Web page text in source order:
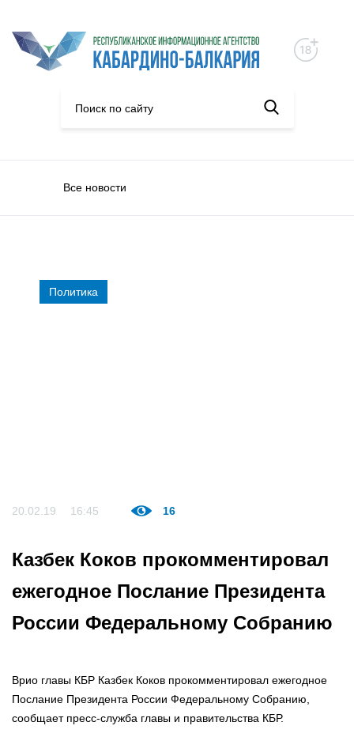
Все новости
Политика
20.02.19 16:45 16
Казбек Коков прокомментировал
ежегодное Послание Президента
России Федеральному Собранию
Врио главы КБР Казбек Коков прокомментировал ежегодное
Послание Президента России Федеральному Собранию,
сообщает пресс-служба главы и правительства КБР.